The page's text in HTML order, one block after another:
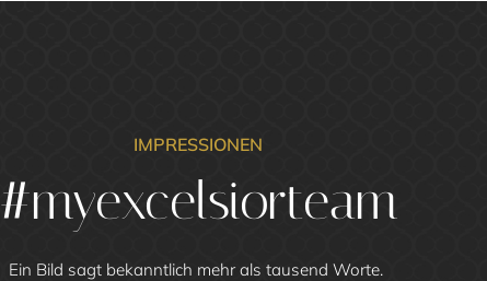
#myexcelsiorteam
IMPRESSIONEN
Ein Bild sagt bekanntlich mehr als tausend Worte.